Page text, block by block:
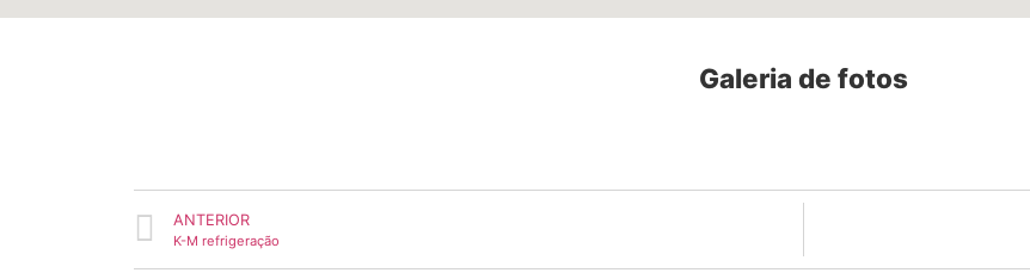
Galeria de fotos
ANTERIOR
K-M refrigeração